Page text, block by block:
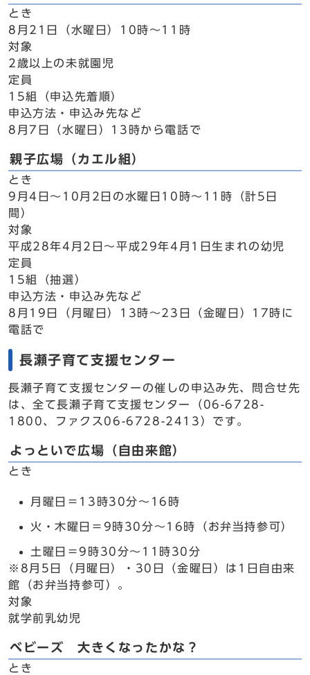
とき
8月21日（水曜日）10時～11時
対象
2歳以上の未就園児
定員
15組（申込先着順）
申込方法・申込み先など
8月7日（水曜日）13時から電話で
親子広場（カエル組）
とき
9月4日～10月2日の水曜日10時～11時（計5日
間）
対象
平成28年4月2日～平成29年4月1日生まれの幼児
定員
15組（抽選）
申込方法・申込み先など
8月19日（月曜日）13時～23日（金曜日）17時に
電話で
長瀬子育て支援センター
長瀬子育て支援センターの催しの申込み先、問合せ先
は、全て長瀬子育て支援センター（06-6728-
1800、ファクス06-6728-2413）です。
よっといで広場（自由来館）
とき
月曜日＝13時30分～16時
火・木曜日＝9時30分～16時（お弁当持参可）
土曜日＝9時30分～11時30分
※8月5日（月曜日）・30日（金曜日）は1日自由来
館（お弁当持参可）。
対象
就学前乳幼児
ベビーズ 大きくなったかな？
とき